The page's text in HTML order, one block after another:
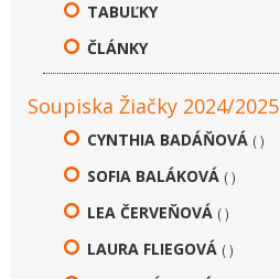
TABUĽKY
ČLÁNKY
Soupiska Žiačky 2024/2025
CYNTHIA BADÁŇOVÁ ( )
SOFIA BALÁKOVÁ ( )
LEA ČERVEŇOVÁ ( )
LAURA FLIEGOVÁ ( )